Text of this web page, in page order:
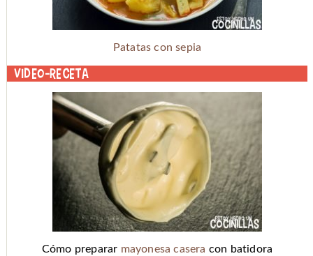
Patatas con sepia
Video-receta
Cómo preparar mayonesa casera con batidora